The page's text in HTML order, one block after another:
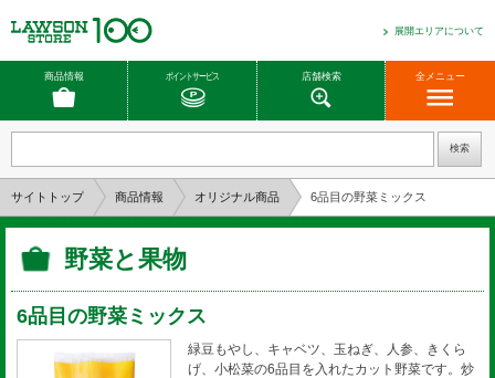
展開エリアについて
商品情報 ポイントサービス 店舗検索 全メニュー
サイトトップ 商品情報 オリジナル商品 6品目の野菜ミックス
野菜と果物
6品目の野菜ミックス
緑豆もやし、キャベツ、玉ねぎ、人参、きくら
げ、小松菜の6品目を入れたカット野菜です。炒